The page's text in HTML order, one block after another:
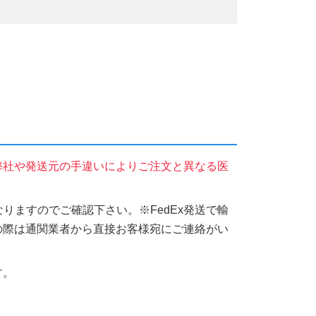
や発送元の手違いによりご注文と異なる医
ますのでご確認下さい。※FedEx発送で輸
は通関業者から直接お客様宛にご連絡がい